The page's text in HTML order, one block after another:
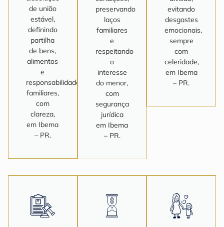
de união
estável,
definindo
partilha
de bens,
alimentos
e
responsabilidades
familiares,
com
clareza,
em Ibema
– PR.
preservando
laços
familiares
e
respeitando
o
interesse
do menor,
com
segurança
jurídica
em Ibema
– PR.
evitando
desgastes
emocionais,
sempre
com
celeridade,
em Ibema
– PR.